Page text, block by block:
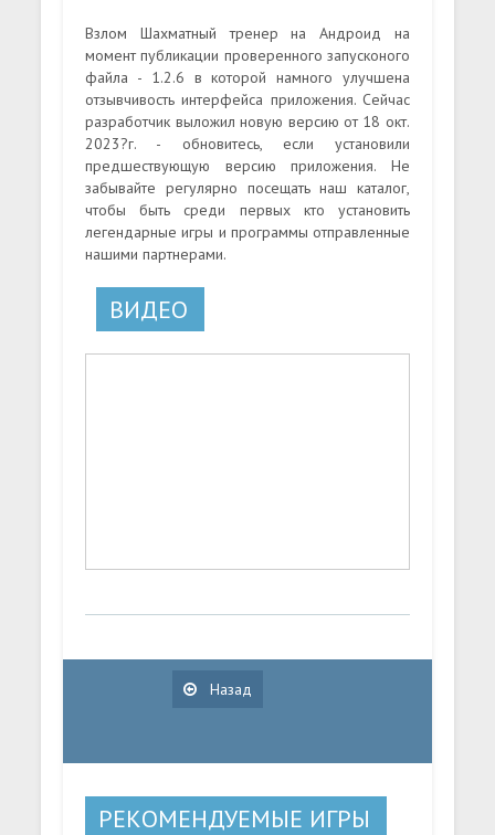
Взлом Шахматный тренер на Андроид на
момент публикации проверенного запусконого
файла - 1.2.6 в которой намного улучшена
отзывчивость интерфейса приложения. Сейчас
разработчик выложил новую версию от 18 окт.
2023?г. - обновитесь, если установили
предшествующую версию приложения. Не
забывайте регулярно посещать наш каталог,
чтобы быть среди первых кто установить
легендарные игры и программы отправленные
нашими партнерами.
ВИДЕО
Назад
РЕКОМЕНДУЕМЫЕ ИГРЫ